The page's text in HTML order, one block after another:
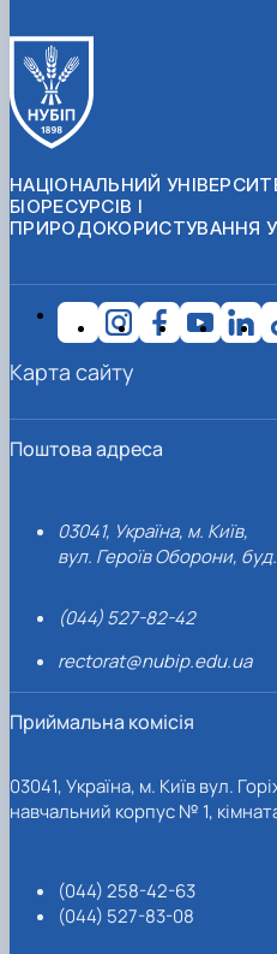
НАЦІОНАЛЬНИЙ
БІОРЕСУРСІВ І
ПРИРОДОКОРИСТУВАННЯ
Поштова адреса
03041, Україна, м. Київ,
вул. Героїв Оборони,
(044) 527-82-42
rectorat@nubip.edu.ua
Приймальна комісія
03041, Україна, м. Київ вул.
навчальний корпус № 1,
(044) 258-42-63
(044) 527-83-08
Карта сайту